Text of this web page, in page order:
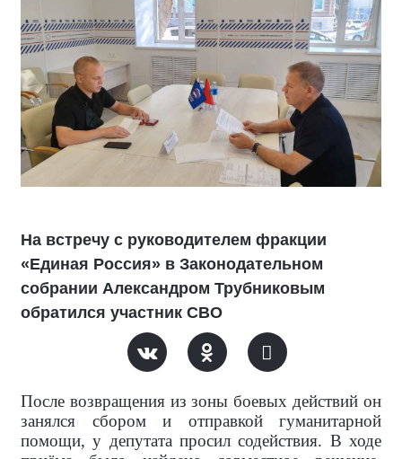
На встречу с руководителем фракции
«Единая Россия» в Законодательном
собрании Александром Трубниковым
обратился участник СВО
После возвращения из зоны боевых действий он
занялся сбором и отправкой гуманитарной
помощи, у депутата просил содействия. В ходе